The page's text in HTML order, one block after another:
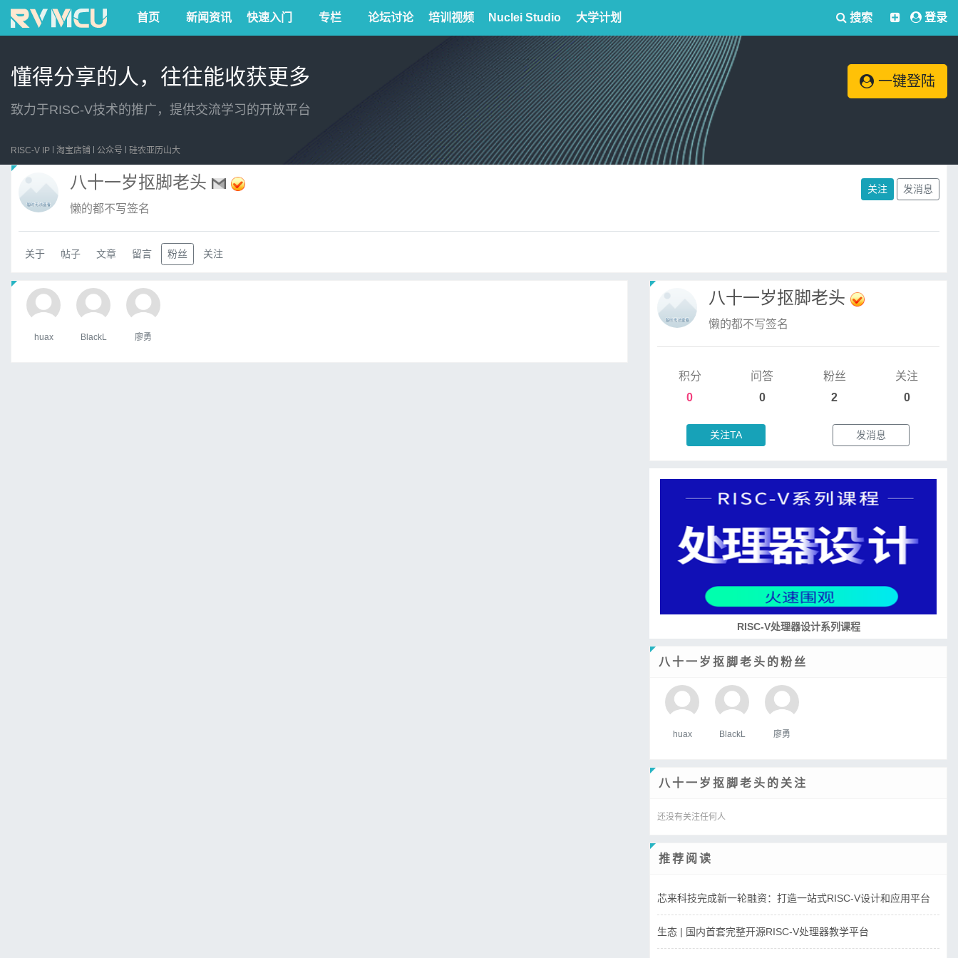
首页 新闻资讯 快速入门 专栏 论坛讨论 培训视频 Nuclei Studio 大学计划 搜索 登录
懂得分享的人，往往能收获更多
致力于RISC-V技术的推广，提供交流学习的开放平台
一键登陆
RISC-V IP 淘宝店铺 公众号 硅农亚历山大
八十一岁抠脚老头
懒的都不写签名
关注 发消息
关于 帖子 文章 留言 粉丝 关注
huax BlackL 廖勇
八十一岁抠脚老头
懒的都不写签名
积分
0
问答
0
粉丝
2
关注
0
关注TA 发消息
RISC-V处理器设计系列课程
八十一岁抠脚老头的粉丝
huax BlackL 廖勇
八十一岁抠脚老头的关注
还没有关注任何人
推荐阅读
芯来科技完成新一轮融资：打造一站式RISC-V设计和应用平台
生态 | 国内首套完整开源RISC-V处理器教学平台